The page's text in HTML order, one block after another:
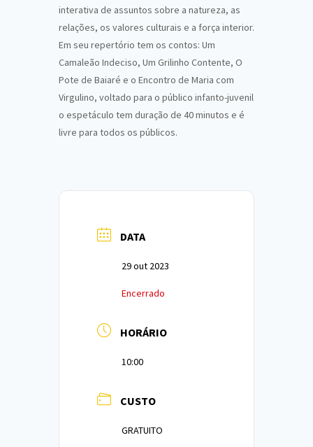
interativa de assuntos sobre a natureza, as
relações, os valores culturais e a força interior.
Em seu repertório tem os contos: Um
Camaleão Indeciso, Um Grilinho Contente, O
Pote de Baiaré e o Encontro de Maria com
Virgulino, voltado para o público infanto-juvenil
o espetáculo tem duração de 40 minutos e é
livre para todos os públicos.
DATA
29 out 2023
Encerrado
HORÁRIO
10:00
CUSTO
GRATUITO